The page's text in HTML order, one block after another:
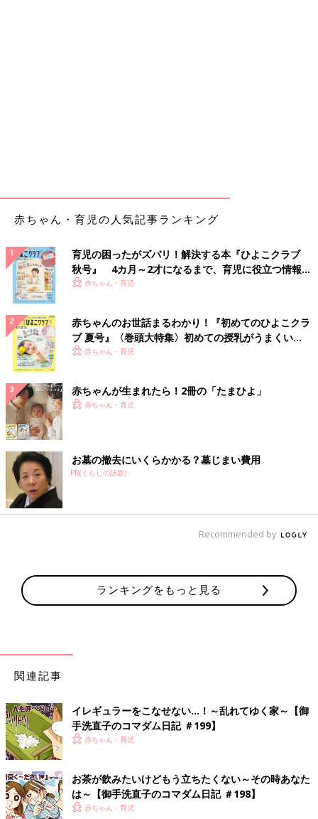
れるから絶対に見ないDVDとかなら買えるのだ。そもそも使わな
い虚無への供物として己の財産を捧げることができる。いや違
う。コレクション用品としての用途があるので出せるのである。
しかしボールペンの替え芯は違う。コレクション用品として愛で
るわけでもなく、完全に使い切れる確信も無く、ただただ欲しい
のだ。こんなに欲しい700円の物を、買ってしまえばよいのに我
慢することが、本当に正しいことなのであろうか…？迷いなが
ら、ずっと買わないでいる。
だってパワータンク（三菱鉛筆）の替え芯を買ったらさらさ（ゼ
ブラ）の替え芯も欲しくなるし、シグノ（三菱鉛筆）の替え芯も
欲しくなるし、フリクション（パイロット）の替え芯も欲しくな
るし、エラベルノ（コクヨ）は全色欲しくなるし、今目の前にあ
るボールペンだけでも10本ずつ買うと50本になり、おそらく私
の寿命を超えるからだ。
私の贅沢が、将来子の文房具購入の枷になってはいけない。
り）
子を出産。相変わらずのドタバタ日々を『さら
につっこみが止まらない育児日記』として発売
します。たまひよONLINEで数話分限定公開で
御手洗直子
Profile pixivで大人気。累計閲覧数1100万を誇る爆笑コミック
人。既刊に「31歳BLマンガ家が婚活するとこうなる」「31歳ゲ
ームプログラマーが婚活するとこうなる」（共に新書館）、「腐
女子になると、人生こうなる！～底～」（一迅社）、「つっこみ
赤ちゃん・育児の人気記事ランキング
育児の困ったがズバリ！解決する本『ひよこクラブ
秋号』 4カ月～2才になるまで、育児に役立つ情報が
いっぱい！
赤ちゃん・育児
赤ちゃんのお世話まるわかり！『初めてのひよこクラ
ブ 夏号』〈巻頭大特集〉初めての授乳がうまくい
く！ おっぱい・ミルクの基本と夏のトラブル 解決テ
赤ちゃん・育児
赤ちゃんが生まれたら！2冊の「たまひよ」
赤ちゃん・育児
お墓の撤去にいくらかかる？墓じまい費用
PR(くらしの話題)
Recommended by
ランキングをもっと見る
関連記事
イレギュラーをこなせない…！～乱れてゆく家～【御
手洗直子のコマダム日記 ＃199】
赤ちゃん・育児
お茶が飲みたいけどもう立ちたくない～その時あなた
は～【御手洗直子のコマダム日記 ＃198】
赤ちゃん・育児